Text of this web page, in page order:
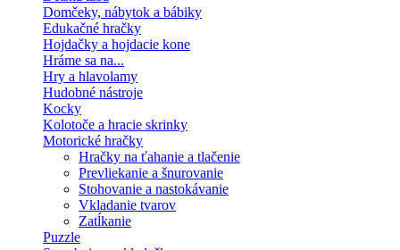
Domčeky, nábytok a bábiky
Edukačné hračky
Hojdačky a hojdacie kone
Hráme sa na...
Hry a hlavolamy
Hudobné nástroje
Kocky
Kolotoče a hracie skrinky
Motorické hračky
Hračky na ťahanie a tlačenie
Prevliekanie a šnurovanie
Stohovanie a nastokávanie
Vkladanie tvarov
Zatĺkanie
Puzzle